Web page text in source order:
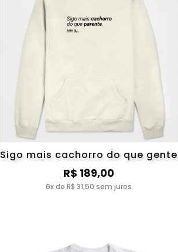
Sigo mais cachorro do que gente
R$ 189,00
6x de R$ 31,50 sem juros